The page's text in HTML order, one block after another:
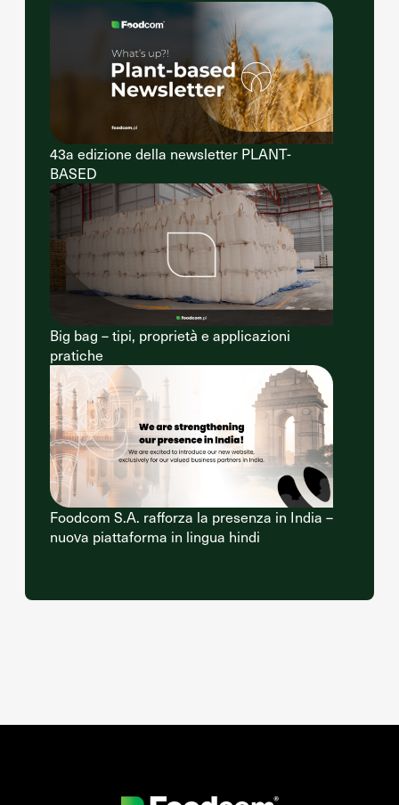
43a edizione della newsletter PLANT-
BASED
Big bag – tipi, proprietà e applicazioni
pratiche
Foodcom S.A. rafforza la presenza in India –
nuova piattaforma in lingua hindi